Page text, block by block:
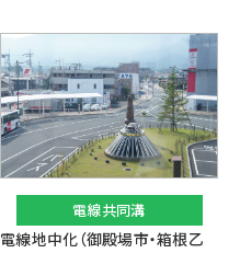
電線共同溝
電線地中化（御殿場市・箱根乙